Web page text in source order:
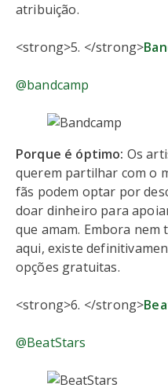
atribuição.
<strong>5. </strong>
@bandcamp
Porque é óptimo: Os
querem partilhar com o
fãs podem optar por
doar dinheiro para
que amam. Embora
aqui, existe
opções gratuitas.
<strong>6. </strong>
@BeatStars